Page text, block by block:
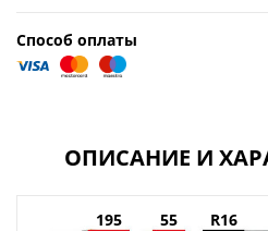
Способ оплаты
ОПИСАНИЕ И
195 55 R16